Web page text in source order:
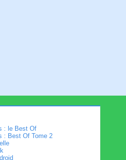
: le Best Of
: Best Of Tome 2